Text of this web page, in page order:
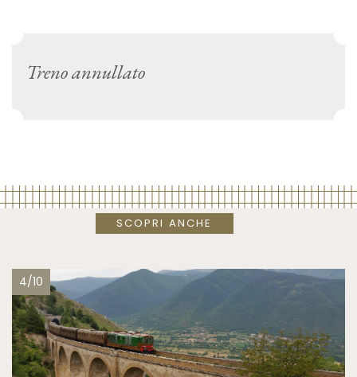
Treno annullato
SCOPRI ANCHE
4/10